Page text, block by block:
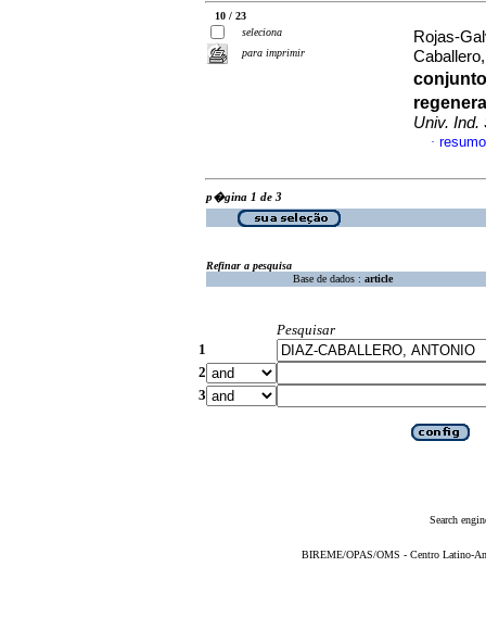
10 / 23
seleciona
para imprimir
Rojas-
Univ. Ind.
·
p�gina 1 de 3
Refinar a pesquisa
Base de dados : article
Pesquisar
1
2
3
Search
BIREME/OPAS/OMS - Centro Latino-